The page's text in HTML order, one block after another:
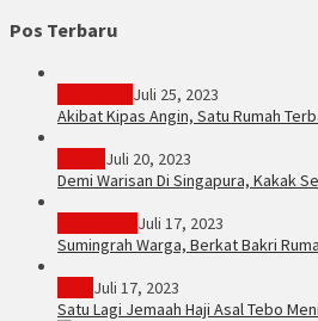
Pos Terbaru
Juli 25, 2023
Akibat Kipas Angin, Satu Rumah
Juli 20, 2023
Demi Warisan Di Singapura, Kakak
Juli 17, 2023
Sumingrah Warga, Berkat Bakri
Juli 17, 2023
Satu Lagi Jemaah Haji Asal Tebo